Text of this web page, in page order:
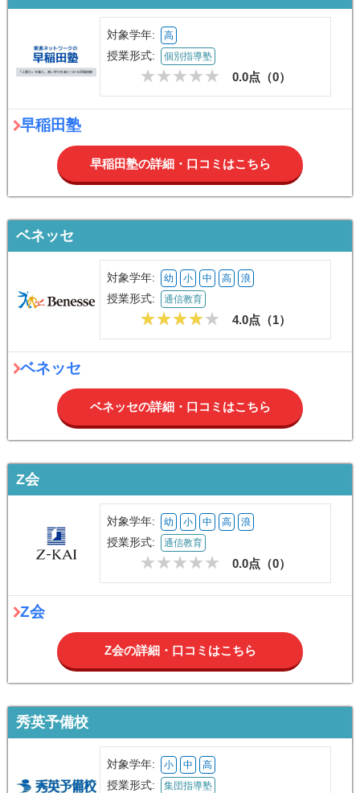
対象学年: 高
授業形式: 個別指導塾
0.0点（0）
早稲田塾
早稲田塾の詳細・口コミはこちら
ベネッセ
対象学年: 幼 小 中 高 浪
授業形式: 通信教育
4.0点（1）
ベネッセ
ベネッセの詳細・口コミはこちら
Z会
対象学年: 幼 小 中 高 浪
授業形式: 通信教育
0.0点（0）
Z会
Z会の詳細・口コミはこちら
秀英予備校
対象学年: 小 中 高
授業形式: 集団指導塾